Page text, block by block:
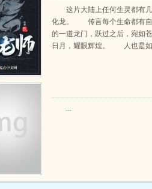
这片大陆上任何生灵都有
化龙。 传言每个生命都有
的一道龙门，跃过之后，宛如
日月，耀眼辉煌。 人也是如
...